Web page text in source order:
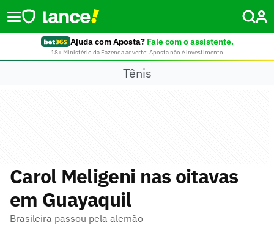
Ajuda com Aposta? Fale com o assistente.
18+ Ministério da Fazenda adverte: Aposta não é investimento
Tênis
Carol Meligeni nas oitavas
em Guayaquil
Brasileira passou pela alemão